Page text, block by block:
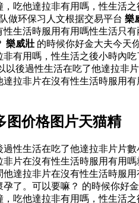
吃他達拉非有用嗎，性生活
做环保习人文根据交易平台 樂
生活時服用有用嗎性生活只
樂威壯 的時候你好金大夫今天
有用嗎，性生活之後小時內
後過性生活在吃了他達拉
拉非片在沒有性生活時服用
图价格图片天猫精
性生活在吃了他達拉非片片
片在沒有性生活時服用有用
達拉非片在沒有性生活時服
了。可以要嘛？ 的時候你
吃他達拉非有用嗎，性生活